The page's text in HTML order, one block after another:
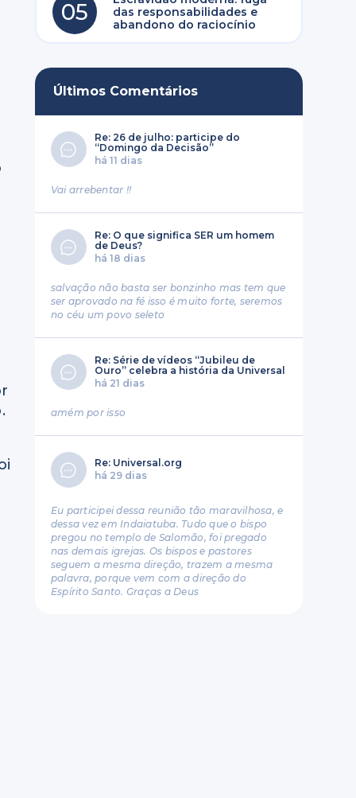
05
das responsabilidades e
abandono do raciocínio
Últimos Comentários
Re: 26 de julho: participe do
“Domingo da Decisão”
há 11 dias
Vai arrebentar !!
Re: O que significa SER um homem
de Deus?
há 18 dias
salvação não basta ser bonzinho mas tem que
ser aprovado na fé isso é muito forte, seremos
no céu um povo seleto
Re: Série de vídeos “Jubileu de
Ouro” celebra a história da Universal
há 21 dias
amém por isso
Re: Universal.org
há 29 dias
Eu participei dessa reunião tão maravilhosa, e
dessa vez em Indaiatuba. Tudo que o bispo
pregou no templo de Salomão, foi pregado
nas demais igrejas. Os bispos e pastores
seguem a mesma direção, trazem a mesma
palavra, porque vem com a direção do
Espírito Santo. Graças a Deus